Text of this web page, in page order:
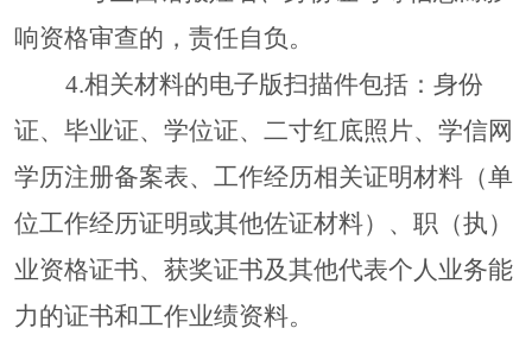
响资格审查的，责任自负。
4.相关材料的电子版扫描件包括：身份
证、毕业证、学位证、二寸红底照片、学信网
学历注册备案表、工作经历相关证明材料（单
位工作经历证明或其他佐证材料）、职（执）
业资格证书、获奖证书及其他代表个人业务能
力的证书和工作业绩资料。